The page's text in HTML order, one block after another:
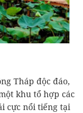
Tháp độc đáo,
khu tổ hợp các
cực nổi tiếng tại